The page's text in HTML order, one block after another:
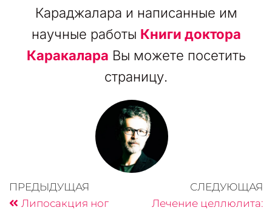
Караджалара и написанные им
научные работы Книги доктора
Каракалара Вы можете посетить
страницу.
ПРЕДЫДУЩАЯ
Липосакция ног
СЛЕДУЮЩАЯ
Лечение целлюлита: